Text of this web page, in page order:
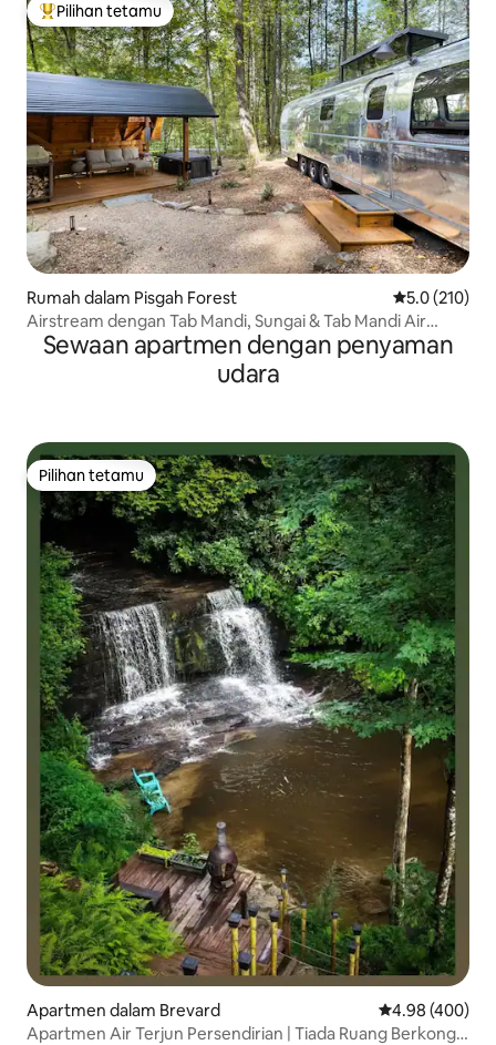
Pilihan utama tetamu
Pilihan tetamu
Rumah dalam Pisgah Forest Penarafan
5.0 (210)
Airstream dengan Tab Mandi, Sungai & Tab Mandi Air
Panas
Sewaan apartmen dengan penyaman
udara
Pilihan tetamu
Pilihan tetamu
Apartmen dalam Brevard Penarafan
4.98 (400)
Apartmen Air Terjun Persendirian | Tiada Ruang Berkongsi